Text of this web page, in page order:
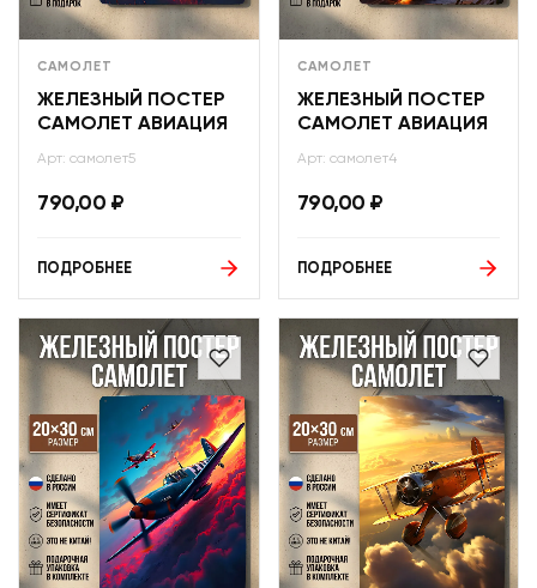
САМОЛЕТ
ЖЕЛЕЗНЫЙ ПОСТЕР
САМОЛЕТ АВИАЦИЯ
Арт: самолет5
790,00 ₽
ПОДРОБНЕЕ
САМОЛЕТ
ЖЕЛЕЗНЫЙ ПОСТЕР
САМОЛЕТ АВИАЦИЯ
Арт: самолет4
790,00 ₽
ПОДРОБНЕЕ